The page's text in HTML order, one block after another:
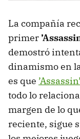
La compañía
primer
demostró
dinamismo en
es que
todo lo
margen de lo
reciente, sigue